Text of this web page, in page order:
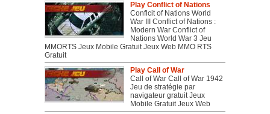
Play Conflict of Nations
Conflcit of Nations World
War III Conflict of Nations :
Modern War Conflict of
Nations World War 3 Jeu
MMORTS Jeux Mobile Gratuit Jeux Web MMO RTS
Gratuit
Play Call of War
Call of War Call of War 1942
Jeu de stratégie par
navigateur gratuit Jeux
Mobile Gratuit Jeux Web